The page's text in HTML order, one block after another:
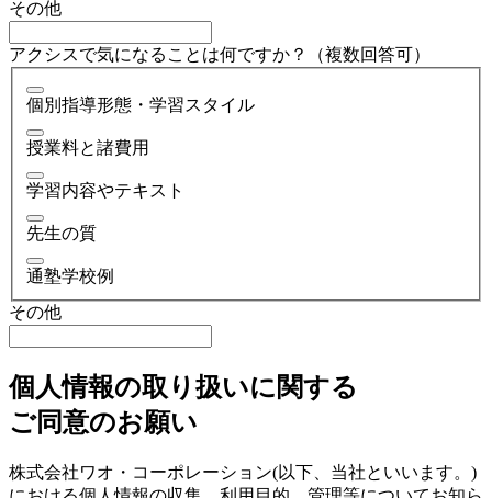
その他
アクシスで気になることは何ですか？（複数回答可）
個別指導形態・学習スタイル
授業料と諸費用
学習内容やテキスト
先生の質
通塾学校例
その他
個人情報の取り扱いに関する
ご同意のお願い
株式会社ワオ・コーポレーション(以下、当社といいます。)